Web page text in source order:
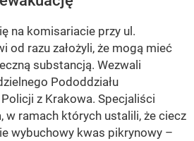
na komisariacie przy ul.
od razu założyli, że mogą mieć
substancją. Wezwali
Pododdziału
z Krakowa. Specjaliści
w ramach których ustalili, że ciecz
wybuchowy kwas pikrynowy –